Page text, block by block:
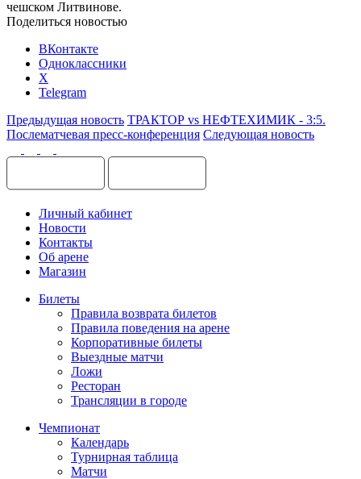
чешском Литвинове.
Поделиться новостью
ВКонтакте
Одноклассники
X
Telegram
Предыдущая новость ТРАКТОР vs НЕФТЕХИМИК - 3:5.
Послематчевая пресс-конференция Следующая новость
Личный кабинет
Новости
Контакты
Об арене
Магазин
Билеты
Правила возврата билетов
Правила поведения на арене
Корпоративные билеты
Выездные матчи
Ложи
Ресторан
Трансляции в городе
Чемпионат
Календарь
Турнирная таблица
Матчи